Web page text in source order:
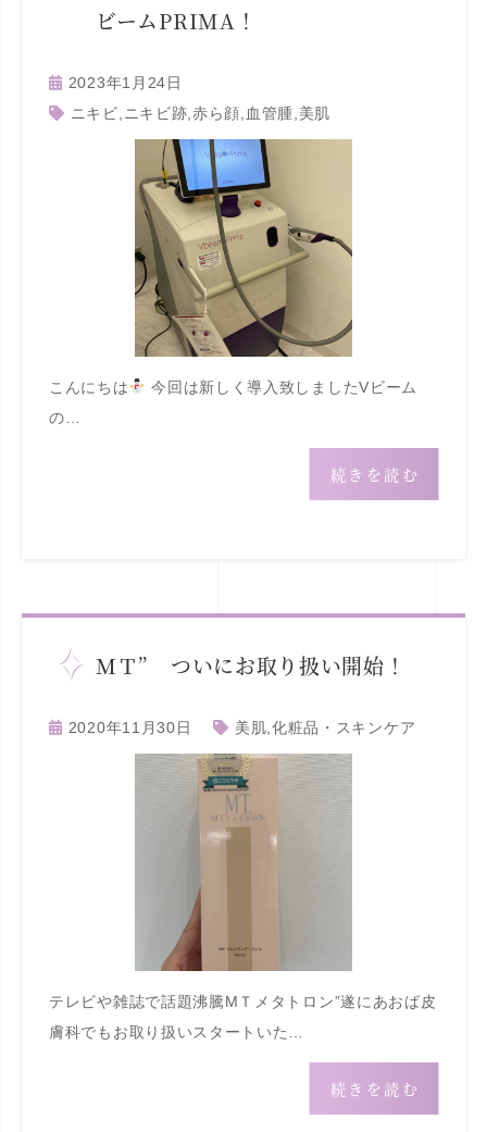
ビームPRIMA！
2023年1月24日
ニキビ ニキビ跡 ,赤ら顔 血管腫 美肌
こんにちは
今回は新しく導入致しましたVビーム
の…
続きを読む
ＭＴ” ついにお取り扱い開始！
2020年11月30日 美肌 化粧品・スキンケア
テレビや雑誌で話題沸騰МＴメタトロン”遂にあおば皮
膚科でもお取り扱いスタートいた…
続きを読む